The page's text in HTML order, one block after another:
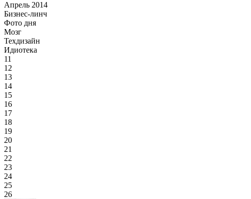
Апрель 2014
Бизнес-линч
Фото дня
Мозг
Техдизайн
Идиотека
11
12
13
14
15
16
17
18
19
20
21
22
23
24
25
26